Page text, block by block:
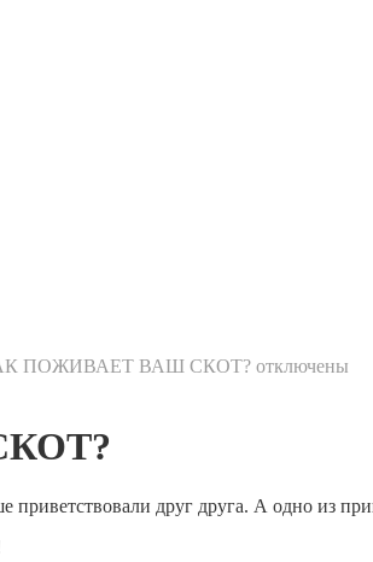
ПОЖИВАЕТ ВАШ СКОТ? отключены
друг друга. А одно из